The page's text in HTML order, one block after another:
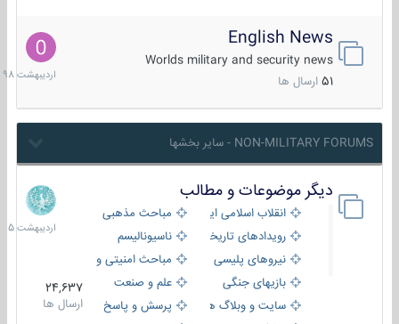
English News
Worlds military and security news
51 ارسال ها
10
1398
NON-MILITARY FORUMS - سایر بخشها
دیگر موضوعات و مطالب
انقلاب اسلامی ایران
مباحث مذهبی
رویدادهای تاریخی و مذهبیناسیونالیسم
نیروهای پلیسی
مباحث امنیتی و اطلاعاتی
بازیهای جنگی
علم و صنعت
سایت و وبلاگ ها
پرسش و پاسخ
24,637
ارسال ها
8
1405